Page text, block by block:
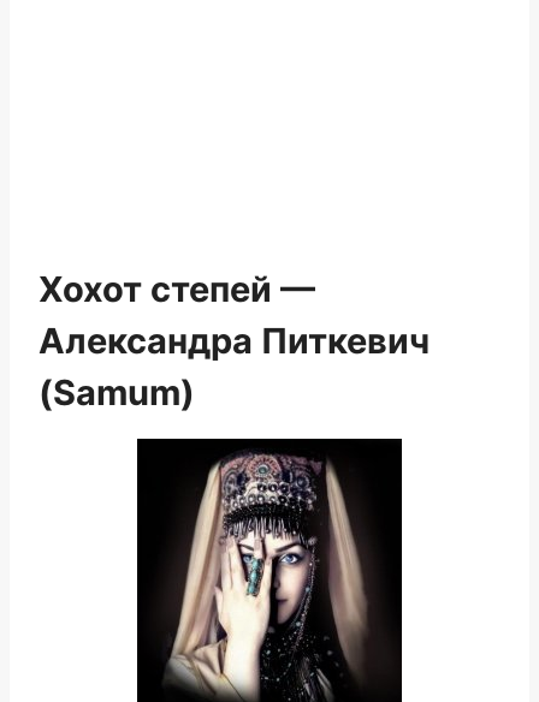
Хохот степей —
Александра Питкевич
(Samum)